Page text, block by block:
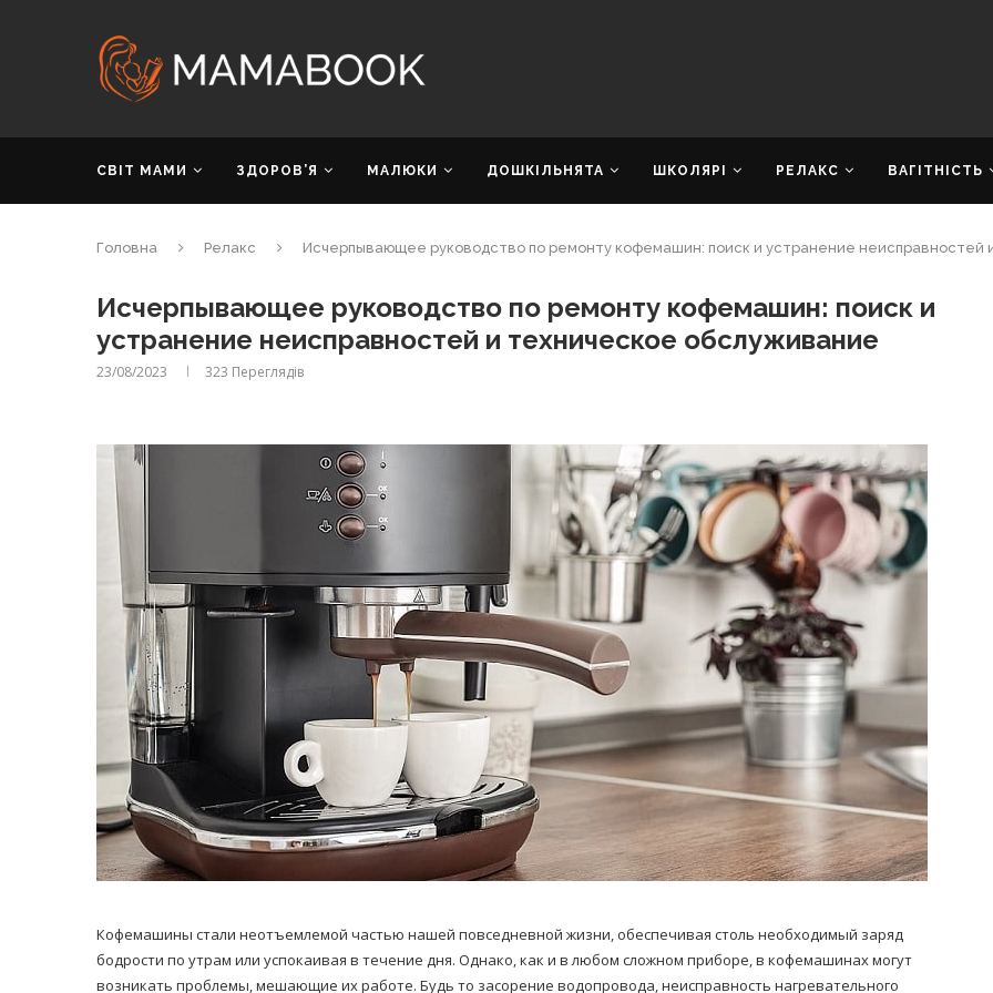
СВІТ МАМИ ЗДОРОВ’Я МАЛЮКИ ДОШКІЛЬНЯТА ШКОЛЯРІ РЕЛАКС ВАГІТНІСТЬ
Головна Релакс Исчерпывающее руководство по ремонту кофемашин: поиск и устранение неисправностей
Исчерпывающее руководство по ремонту кофемашин: поиск и
устранение неисправностей и техническое обслуживание
23/08/2023 323 Переглядів
Кофемашины стали неотъемлемой частью нашей повседневной жизни, обеспечивая столь необходимый заряд
бодрости по утрам или успокаивая в течение дня. Однако, как и в любом сложном приборе, в кофемашинах могут
возникать проблемы, мешающие их работе. Будь то засорение водопровода, неисправность нагревательного
принимать
никакого кипятка
Лікарі назвали симптоми
коронавірусу в дітей
14/Бер/2020
Попробуйте рецепт
легендарного супа доктора
Моро, который без...
08/Січ/2021